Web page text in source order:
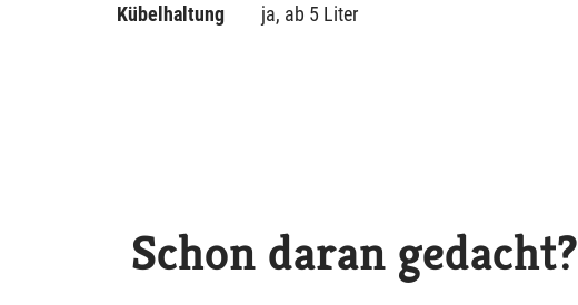
Kübelhaltung
ja, ab 5 Liter
Schon daran gedacht?